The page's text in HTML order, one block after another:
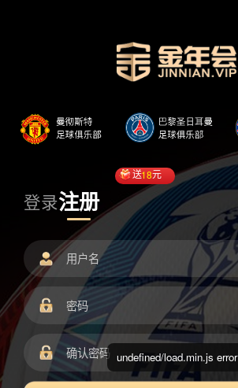
登录注册
送18元
undefined/load.min.js error